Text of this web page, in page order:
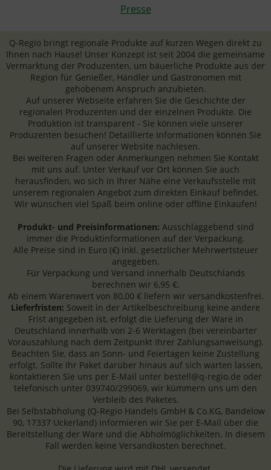
Presse
Q-Regio bringt regionale Produkte auf kurzen Wegen direkt zu
Ihnen nach Hause! Unser Konzept ist seit 2004 die gemeinsame
Vermarktung der Produzenten, um bäuerliche Produkte aus der
Region für Genießer, Händler und Gastronomen mit
gehobenem Anspruch anzubieten.
Auf unserer Webseite erfahren Sie die Geschichte der
regionalen Produzenten und der einzelnen Produkte. Die
Produktion ist transparent - Sie können viele unserer
Produzenten besuchen! Detaillierte Informationen können Sie
auf unserer Website nachlesen.
Bei weiteren Fragen oder Anmerkungen nehmen Sie Kontakt
mit uns auf. Unter Verkauf vor Ort können Sie auch
herausfinden, wo sich in Ihrer Nähe eine Verkaufsstelle mit
unserem regionalen Angebot zum direkten Einkauf befindet.
Wir wünschen viel Spaß beim online oder offline Einkaufen!
Produkt- und Preisinformationen: Ausschlaggebend sind
immer die Produktinformationen auf der Verpackung.
Alle Preise sind in Euro (€) inkl. gesetzlicher Mehrwertsteuer
angegeben.
Für Verpackung und Versand innerhalb Deutschlands
berechnen wir 6,95 €.
Ab einem Warenwert von 80,00 € liefern wir versandkostenfrei.
Lieferfristen: Soweit in der Artikelbeschreibung keine andere
Frist angegeben ist, erfolgt die Lieferung der Ware in
Deutschland innerhalb von 2-6 Werktagen (bei vereinbarter
Vorauszahlung nach dem Zeitpunkt Ihrer Zahlungsanweisung).
Beachten Sie, dass an Sonn- und Feiertagen keine Zustellung
erfolgt. Sollte Ihr Paket darüber hinaus auf sich warten lassen,
kontaktieren Sie uns per E-Mail unter bestell@q-regio.de oder
telefonisch unter 039740/299069, wir kümmern uns um den
Verbleib des Paketes.
Bei Selbstabholung (Q-Regio Handels GmbH & Co.KG, Bandelow
90, 17337 Uckerland) informieren wir Sie per E-Mail über die
Bereitstellung der Ware und die Abholmöglichkeiten. In diesem
Fall werden keine Versandkosten berechnet.